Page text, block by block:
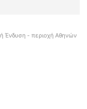
Ένδυση - περιοχή Αθηνών